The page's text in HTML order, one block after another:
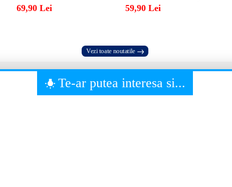
69,90 Lei 59,90 Lei
Vezi toate noutatile
Te-ar putea interesa si...